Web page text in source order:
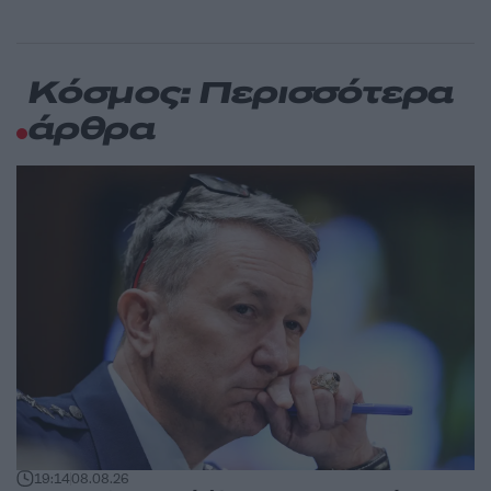
Κόσμος: Περισσότερα
άρθρα
19:1408.08.26